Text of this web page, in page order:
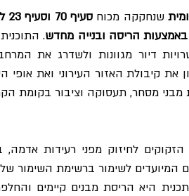
שנחקקה מכוח סעיף 70 וסעיף 23 לחוק התכנון והבניה
הריסה ובנייה מחדש
מסחר, תעסוקה וציבור בקומת